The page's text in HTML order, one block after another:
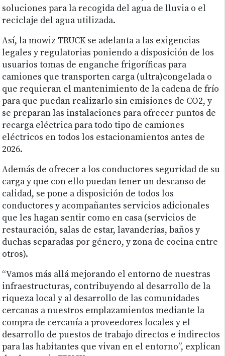
soluciones para la recogida del agua de lluvia o el
reciclaje del agua utilizada.
Así, la mowiz TRUCK se adelanta a las exigencias
legales y regulatorias poniendo a disposición de los
usuarios tomas de enganche frigoríficas para
camiones que transporten carga (ultra)congelada o
que requieran el mantenimiento de la cadena de frío
para que puedan realizarlo sin emisiones de CO2, y
se preparan las instalaciones para ofrecer puntos de
recarga eléctrica para todo tipo de camiones
eléctricos en todos los estacionamientos antes de
2026.
Además de ofrecer a los conductores seguridad de su
carga y que con ello puedan tener un descanso de
calidad, se pone a disposición de todos los
conductores y acompañantes servicios adicionales
que les hagan sentir como en casa (servicios de
restauración, salas de estar, lavanderías, baños y
duchas separadas por género, y zona de cocina entre
otros).
“Vamos más allá mejorando el entorno de nuestras
infraestructuras, contribuyendo al desarrollo de la
riqueza local y al desarrollo de las comunidades
cercanas a nuestros emplazamientos mediante la
compra de cercanía a proveedores locales y el
desarrollo de puestos de trabajo directos e indirectos
para las habitantes que vivan en el entorno”, explican